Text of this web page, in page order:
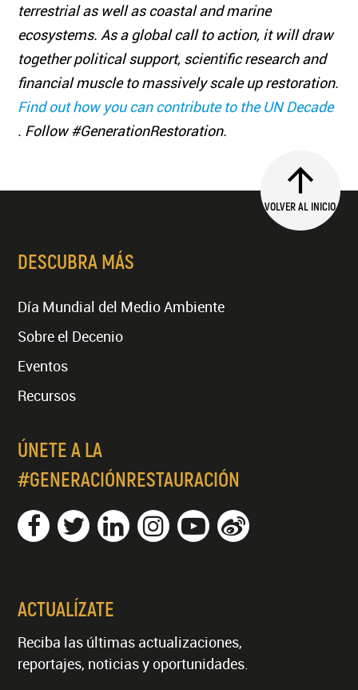
terrestrial as well as coastal and marine
ecosystems. As a global call to action, it will draw
together political support, scientific research and
financial muscle to massively scale up restoration.
Find out how you can contribute to the UN Decade
. Follow #GenerationRestoration.
VOLVER AL INICIO
DESCUBRA MÁS
Día Mundial del Medio Ambiente
Sobre el Decenio
Eventos
Recursos
ÚNETE A LA
#GENERACIÓNRESTAURACIÓN
ACTUALÍZATE
Reciba las últimas actualizaciones,
reportajes, noticias y oportunidades.